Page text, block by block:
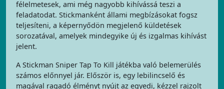
félelmetesek, ami még nagyobb kihívássá teszi a
feladatodat. Stickmanként állami megbízásokat fogsz
teljesíteni, a képernyődön megjelenő küldetések
sorozatával, amelyek mindegyike új és izgalmas kihívást
jelent.
A Stickman Sniper Tap To Kill játékba való belemerülés
számos előnnyel jár. Először is, egy lebilincselő és
magával ragadó élményt nyújt az egyedi, kézzel rajzolt